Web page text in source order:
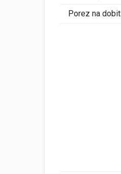
Porez na dobit